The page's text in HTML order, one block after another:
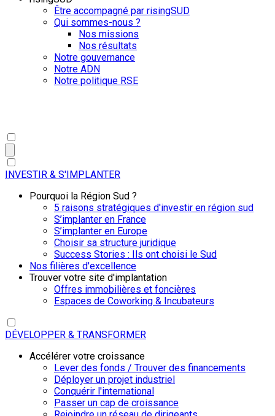
Être accompagné par risingSUD
Qui sommes-nous ?
Nos missions
Nos résultats
Notre gouvernance
Notre ADN
Notre politique RSE
INVESTIR & S'IMPLANTER
Pourquoi la Région Sud ?
5 raisons stratégiques d'investir en région sud
S’implanter en France
S’implanter en Europe
Choisir sa structure juridique
Success Stories : Ils ont choisi le Sud
Nos filières d'excellence
Trouver votre site d'implantation
Offres immobilières et foncières
Espaces de Coworking & Incubateurs
DÉVELOPPER & TRANSFORMER
Accélérer votre croissance
Lever des fonds / Trouver des financements
Déployer un projet industriel
Conquérir l'international
Passer un cap de croissance